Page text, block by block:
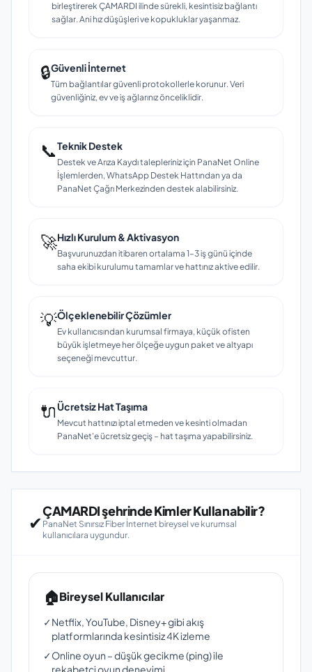
birleştirerek ÇAMARDI ilinde sürekli, kesintisiz bağlantı
sağlar. Ani hız düşüşleri ve kopukluklar yaşanmaz.
🔒Güvenli İnternet
Tüm bağlantılar güvenli protokollerle korunur. Veri
güvenliğiniz, ev ve iş ağlarınız önceliklidir.
📞Teknik Destek
Destek ve Arıza Kaydı talepleriniz için PanaNet Online
İşlemlerden, WhatsApp Destek Hattından ya da
PanaNet Çağrı Merkezinden destek alabilirsiniz.
🚀Hızlı Kurulum & Aktivasyon
Başvurunuzdan itibaren ortalama 1–3 iş günü içinde
saha ekibi kurulumu tamamlar ve hattınız aktive edilir.
💡Ölçeklenebilir Çözümler
Ev kullanıcısından kurumsal firmaya, küçük ofisten
büyük işletmeye her ölçeğe uygun paket ve altyapı
seçeneği mevcuttur.
🔌Ücretsiz Hat Taşıma
Mevcut hattınızı iptal etmeden ve kesinti olmadan
PanaNet'e ücretsiz geçiş – hat taşıma yapabilirsiniz.
✔
ÇAMARDI şehrinde Kimler Kullanabilir?
PanaNet Sınırsız Fiber İnternet bireysel ve kurumsal
kullanıcılara uygundur.
🏠Bireysel Kullanıcılar
✓Netflix, YouTube, Disney+ gibi akış
platformlarında kesintisiz 4K izleme
✓Online oyun – düşük gecikme (ping) ile
rekabetçi oyun deneyimi